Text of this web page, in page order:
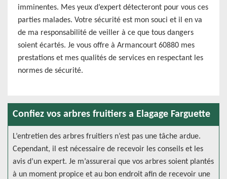
imminentes. Mes yeux d’expert détecteront pour vous ces
parties malades. Votre sécurité est mon souci et il en va
de ma responsabilité de veiller à ce que tous dangers
soient écartés. Je vous offre à Armancourt 60880 mes
prestations et mes qualités de services en respectant les
normes de sécurité.
Confiez vos arbres fruitiers a Elagage Farguette
L’entretien des arbres fruitiers n’est pas une tâche ardue.
Cependant, il est nécessaire de recevoir les conseils et les
avis d’un expert. Je m’assurerai que vos arbres soient plantés
à un moment propice et au bon endroit afin de recevoir une